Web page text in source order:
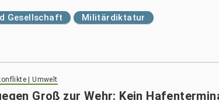
Gesellschaft Militärdiktatur
| Umwelt
Groß zur Wehr: Kein